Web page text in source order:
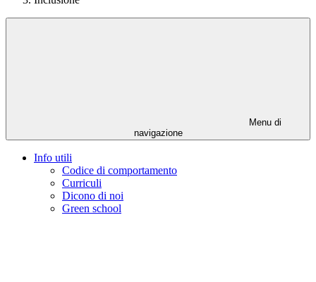
Menu di
navigazione
Info utili
Codice di comportamento
Curriculi
Dicono di noi
Green school